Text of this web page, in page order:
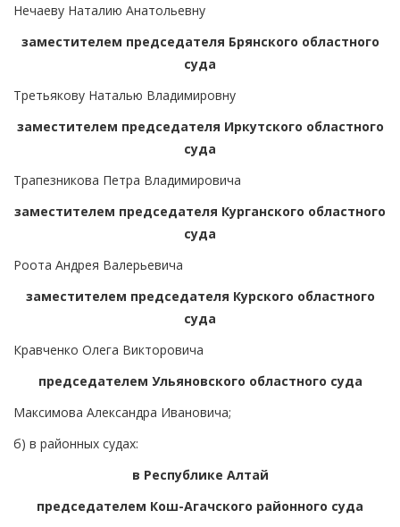
Нечаеву Наталию Анатольевну
заместителем председателя Брянского областного
суда
Третьякову Наталью Владимировну
заместителем председателя Иркутского областного
суда
Трапезникова Петра Владимировича
заместителем председателя Курганского областного
суда
Роота Андрея Валерьевича
заместителем председателя Курского областного
суда
Кравченко Олега Викторовича
председателем Ульяновского областного суда
Максимова Александра Ивановича;
б) в районных судах:
в Республике Алтай
председателем Кош-Агачского районного суда